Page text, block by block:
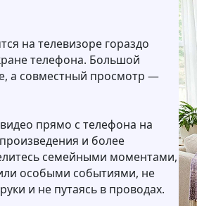
на телевизоре гораздо
телефона. Большой
а совместный просмотр —
прямо с телефона на
и более
семейными моментами,
особыми событиями, не
и не путаясь в проводах.